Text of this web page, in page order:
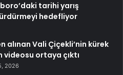
tarihi yarış
hedefliyor
alınan Vali Çiçekli’nin kürek
videosu ortaya çıktı
2026